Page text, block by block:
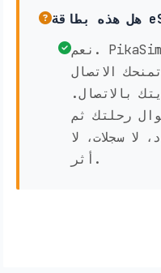
نعم. PikaSim هي شريحة eSIM مؤقتة
الاتصال
بالاتصال.
رحلتك ثم
لا سجلات، لا
أثر.